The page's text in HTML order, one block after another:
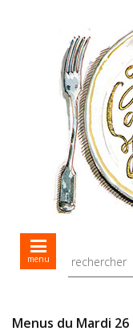
menu
Mes menus jour
Mes recettes de
Menus du Mardi 26